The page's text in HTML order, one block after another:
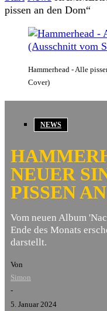
pissen an den Dom“
Hammerhead - Alle
Cover)
NEWS
NEUER
PISSEN
Vom neuen Album
Ende des Monats
darstellt.
Von
Simon
-
5. Januar 2024